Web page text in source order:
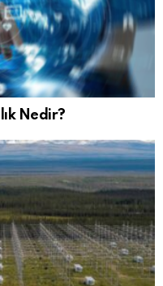
Nedir?